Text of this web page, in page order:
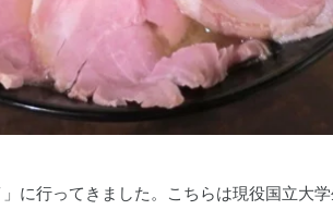
に行ってきました。こちらは現役国立大